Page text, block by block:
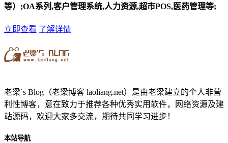
等）;OA系列,客户管理系统,人力资源,超市POS,医药管理等;
立即查看 了解详情
老梁`s Blog（老梁博客 laoliang.net）是由老梁建立的个人非营
利性博客，意在致力于推荐各种优秀实用软件，网络资源及建
站源码，欢迎大家多交流，期待共同学习进步！
本站导航